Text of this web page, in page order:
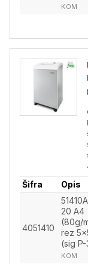
KOM
Šifra Opis
4051410
20 A4
(80g/
rez
(sig P-
KOM